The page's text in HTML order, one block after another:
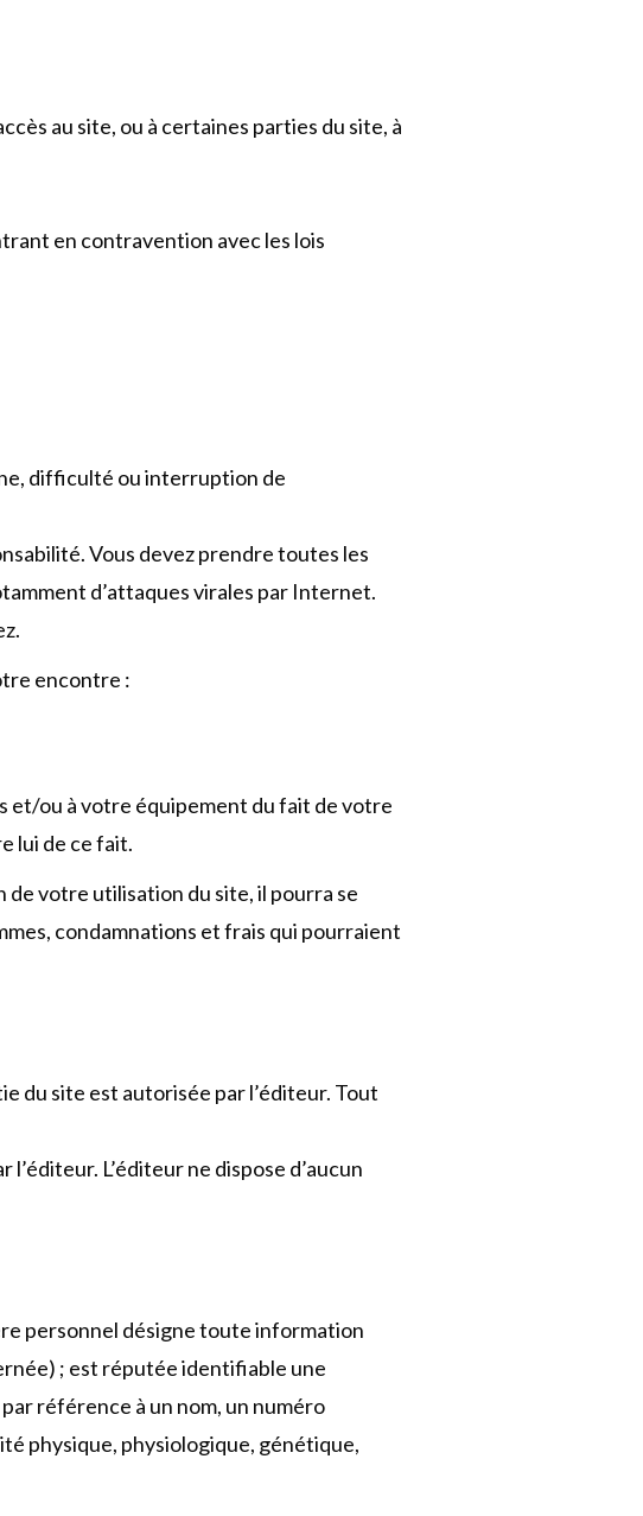
au site, ou à certaines parties du site, à
en contravention avec les lois
difficulté ou interruption de
Vous devez prendre toutes les
d’attaques virales par Internet.
encontre :
et/ou à votre équipement du fait de votre
lui de ce fait.
de votre utilisation du site, il pourra se
condamnations et frais qui pourraient
du site est autorisée par l’éditeur. Tout
L’éditeur ne dispose d’aucun
personnel désigne toute information
; est réputée identifiable une
référence à un nom, un numéro
physique, physiologique, génétique,